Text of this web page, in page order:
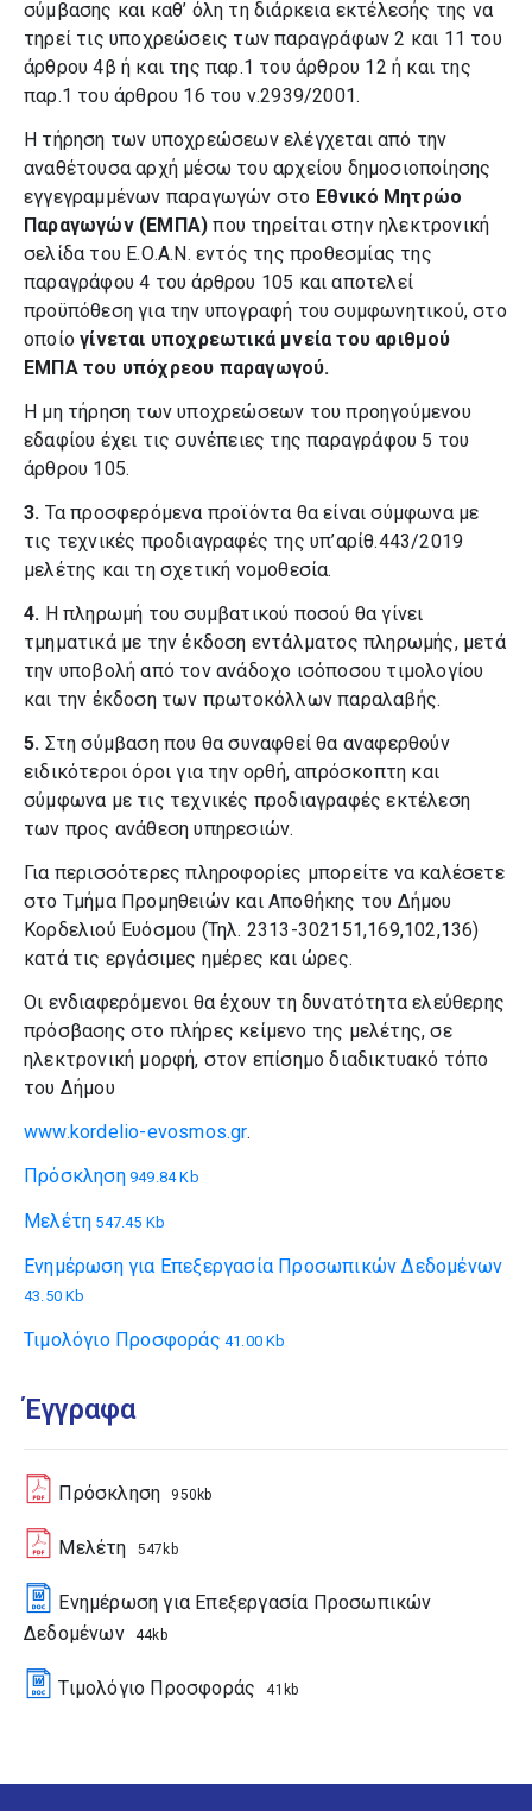
σύμβασης και καθ’ όλη τη διάρκεια εκτέλεσής της να
τηρεί τις υποχρεώσεις των παραγράφων 2 και 11 του
άρθρου 4β ή και της παρ.1 του άρθρου 12 ή και της
παρ.1 του άρθρου 16 του ν.2939/2001.
Η τήρηση των υποχρεώσεων ελέγχεται από την
αναθέτουσα αρχή μέσω του αρχείου δημοσιοποίησης
εγγεγραμμένων παραγωγών στο Εθνικό Μητρώο
Παραγωγών (ΕΜΠΑ) που τηρείται στην ηλεκτρονική
σελίδα του Ε.Ο.Α.Ν. εντός της προθεσμίας της
παραγράφου 4 του άρθρου 105 και αποτελεί
προϋπόθεση για την υπογραφή του συμφωνητικού, στο
οποίογίνεται υποχρεωτικά μνεία του αριθμού
ΕΜΠΑ του υπόχρεου παραγωγού.
Η μη τήρηση των υποχρεώσεων του προηγούμενου
εδαφίου έχει τις συνέπειες της παραγράφου 5 του
άρθρου 105.
3. Τα προσφερόμενα προϊόντα θα είναι σύμφωνα με
τις τεχνικές προδιαγραφές της υπ’αρίθ.443/2019
μελέτης και τη σχετική νομοθεσία.
4. Η πληρωμή του συμβατικού ποσού θα γίνει
τμηματικά με την έκδοση εντάλματος πληρωμής, μετά
την υποβολή από τον ανάδοχο ισόποσου τιμολογίου
και την έκδοση των πρωτοκόλλων παραλαβής.
5. Στη σύμβαση που θα συναφθεί θα αναφερθούν
ειδικότεροι όροι για την ορθή, απρόσκοπτη και
σύμφωνα με τις τεχνικές προδιαγραφές εκτέλεση
των προς ανάθεση υπηρεσιών.
Για περισσότερες πληροφορίες μπορείτε να καλέσετε
στο Τμήμα Προμηθειών και Αποθήκης του Δήμου
Κορδελιού Ευόσμου (Τηλ. 2313-302151,169,102,136)
κατά τις εργάσιμες ημέρες και ώρες.
Οι ενδιαφερόμενοι θα έχουν τη δυνατότητα ελεύθερης
πρόσβασης στο πλήρες κείμενο της μελέτης, σε
ηλεκτρονική μορφή, στον επίσημο διαδικτυακό τόπο
του Δήμου
www.kordelio-evosmos.gr.
Πρόσκληση949.84 Kb
Μελέτη 547.45 Kb
Ενημέρωση για Επεξεργασία Προσωπικών Δεδομένων
43.50 Kb
Τιμολόγιο Προσφοράς 41.00 Kb
Έγγραφα
Πρόσκληση 950kb
Μελέτη 547kb
Ενημέρωση για Επεξεργασία Προσωπικών
Δεδομένων
44kb
Τιμολόγιο Προσφοράς 41kb